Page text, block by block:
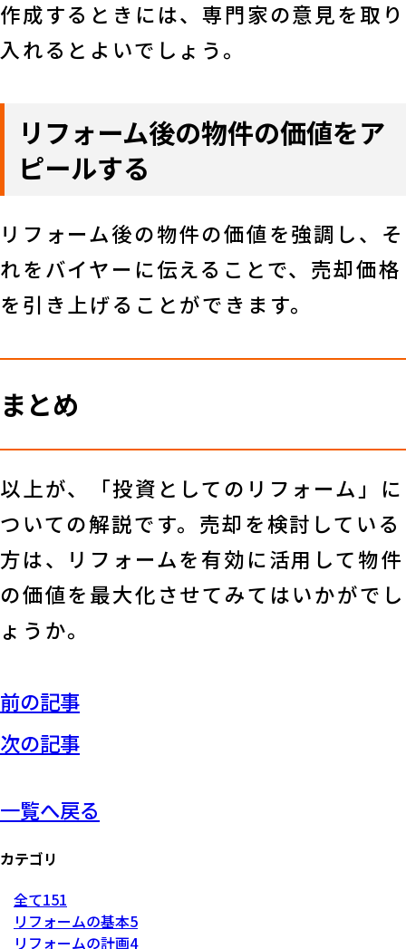
作成するときには、専門家の意見を取り
入れるとよいでしょう。
リフォーム後の物件の価値をア
ピールする
リフォーム後の物件の価値を強調し、そ
れをバイヤーに伝えることで、売却価格
を引き上げることができます。
まとめ
以上が、「投資としてのリフォーム」に
ついての解説です。売却を検討している
方は、リフォームを有効に活用して物件
の価値を最大化させてみてはいかがでし
ょうか。
前の記事
次の記事
一覧へ戻る
カテゴリ
全て151
リフォームの基本5
リフォームの計画4